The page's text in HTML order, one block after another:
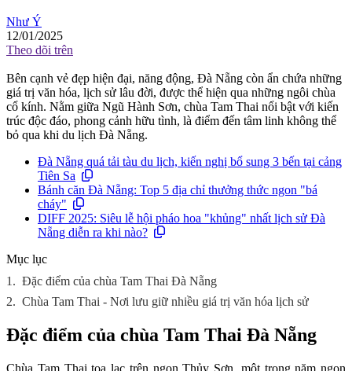
Như Ý
12/01/2025
Theo dõi trên
Bên cạnh vẻ đẹp hiện đại, năng động, Đà Nẵng còn ẩn chứa những
giá trị văn hóa, lịch sử lâu đời, được thể hiện qua những ngôi chùa
cổ kính. Nằm giữa Ngũ Hành Sơn, chùa Tam Thai nổi bật với kiến
trúc độc đáo, phong cảnh hữu tình, là điểm đến tâm linh không thể
bỏ qua khi du lịch Đà Nẵng.
Đà Nẵng quá tải tàu du lịch, kiến nghị bổ sung 3 bến tại cảng
Tiên Sa
Bánh căn Đà Nẵng: Top 5 địa chỉ thưởng thức ngon "bá
cháy"
DIFF 2025: Siêu lễ hội pháo hoa "khủng" nhất lịch sử Đà
Nẵng diễn ra khi nào?
Mục lục
1. Đặc điểm của chùa Tam Thai Đà Nẵng
2. Chùa Tam Thai - Nơi lưu giữ nhiều giá trị văn hóa lịch sử
Đặc điểm của chùa Tam Thai Đà Nẵng
Chùa Tam Thai tọa lạc trên ngọn Thủy Sơn, một trong năm ngọn